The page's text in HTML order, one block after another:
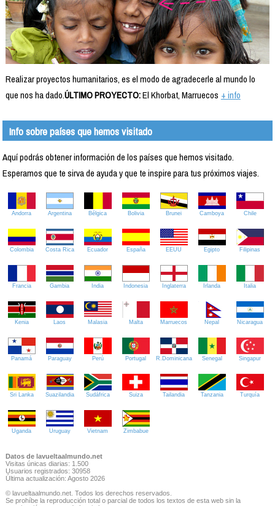
Realizar proyectos humanitarios, es el modo de agradecerle al mundo lo
que nos ha dado.ÚLTIMO PROYECTO:El Khorbat, Marruecos + info
Info sobre países que hemos visitado
Aquí podrás obtener información de los países que hemos visitado.
Esperamos que te sirva de ayuda y que te inspire para tus próximos viajes.
Andorra Argentina Bélgica Bolivia Brunei Camboya Chile
Colombia Costa Rica Ecuador España EEUU Egipto Filipinas
Francia Gambia India Indonesia Inglaterra Irlanda Italia
Kenia Laos Malasia Malta Marruecos Nepal Nicaragua
Panamá Paraguay Perú Portugal R.Dominicana Senegal Singapur
Sri Lanka Suazilandia Sudáfrica Suiza Tailandia Tanzania Turquía
Uganda Uruguay Vietnam Zimbabue
Datos de lavueltaalmundo.net
Visitas únicas diarias: 1.500
Usuarios registrados: 30958
Última actualización: Agosto 2026
© lavueltaalmundo.net. Todos los derechos reservados.
Se prohíbe la reproducción total o parcial de todos los textos de esta web sin la